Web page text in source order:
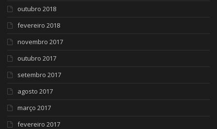
outubro 2018
fevereiro 2018
novembro 2017
outubro 2017
setembro 2017
agosto 2017
março 2017
fevereiro 2017